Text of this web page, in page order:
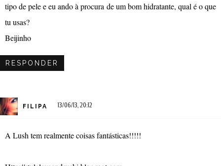
tipo de pele e eu ando à procura de um bom hidratante, qual é o que
tu usas?
Beijinho
RESPONDER
FILIPA 13/06/13, 20:12
A Lush tem realmente coisas fantásticas!!!!!